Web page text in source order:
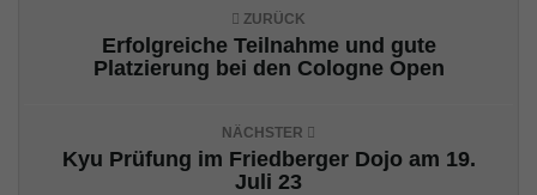
t
ZURÜCK
Erfolgreiche Teilnahme und gute
Platzierung bei den Cologne Open
NÄCHSTER
Kyu Prüfung im Friedberger Dojo am 19.
Juli 23